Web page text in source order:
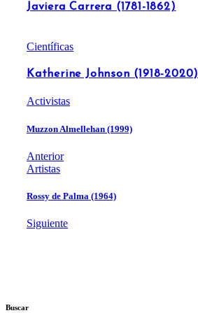
Javiera Carrera (1781-1862)
Científicas
Katherine Johnson (1918-2020)
Activistas
Muzzon Almellehan (1999)
Anterior
Artistas
Rossy de Palma (1964)
Siguiente
Buscar